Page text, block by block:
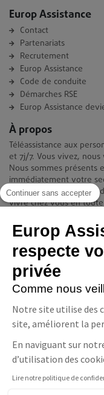
Continuer sans accepter
Europ
respecte
privée
Comme nous
Notre site utilise des
site, améliorent la
En naviguant sur
d’utilisation des
Lire notre politique de
Europ Assistance
Contact
Partenariats
Recrutement
Europ Assistance
Code de conduite
Démarches RSE
Europ Assistance
À propos
Téléassistance aux
et 7j/7. Vous vivez,
Nous sommes présents
immédiatement votre
apporter des solutions
vivre chez vous en
Contact
Europ Assistance La
11-17 avenue François
08 06 23 10 10(prix
NOUS CONTACTER
Suivez-nous
Facebook
LinkedInYouTube